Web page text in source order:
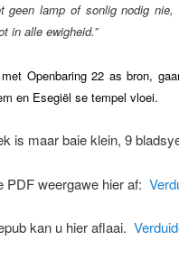
geen lamp of sonlig nodig
in alle ewigheid.”
Openbaring 22 as bron,
en Esegiël se tempel vloei.
is maar baie klein, 9
PDF weergawe hier af:
kan u hier aflaai.